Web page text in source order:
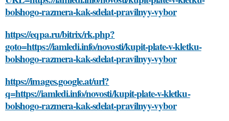
bolshogo-razmera-kak-sdelat-pravilnyy-vybor
https://eqpa.ru/bitrix/rk.php?
goto=https://iamledi.info/novosti/kupit-plate-v-kletku-
bolshogo-razmera-kak-sdelat-pravilnyy-vybor
https://images.google.at/url?
q=https://iamledi.info/novosti/kupit-plate-v-kletku-
bolshogo-razmera-kak-sdelat-pravilnyy-vybor